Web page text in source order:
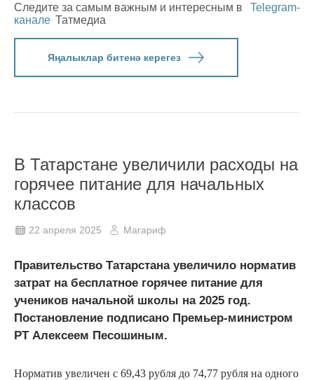
Следите за самым важным и интересным в
Telegram-
канале Татмедиа
Яңалыклар битенә керегез
В Татарстане увеличили расходы на
горячее питание для начальных
классов
22 апреля 2025 Магариф
Правительство Татарстана увеличило норматив
затрат на бесплатное горячее питание для
учеников начальной школы на 2025 год.
Постановление подписано Премьер-министром
РТ Алексеем Песошиным.
Норматив увеличен с 69,43 рубля до 74,77 рубля на одного